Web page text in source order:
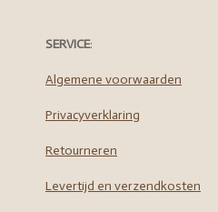
e
o
k
t
g
a
SERVICE:
Algemene voorwaarden
Privacyverklaring
Retourneren
Levertijd en verzendkosten